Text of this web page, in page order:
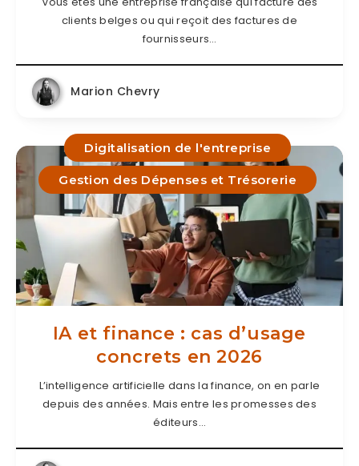
clients belges ou qui reçoit des factures de
fournisseurs…
Marion Chevry
Digitalisation de l'entreprise
Gestion des Dépenses et Trésorerie
IA et finance : cas dʼusage
concrets en 2026
L’intelligence artificielle dans la finance, on en parle
depuis des années. Mais entre les promesses des
éditeurs…